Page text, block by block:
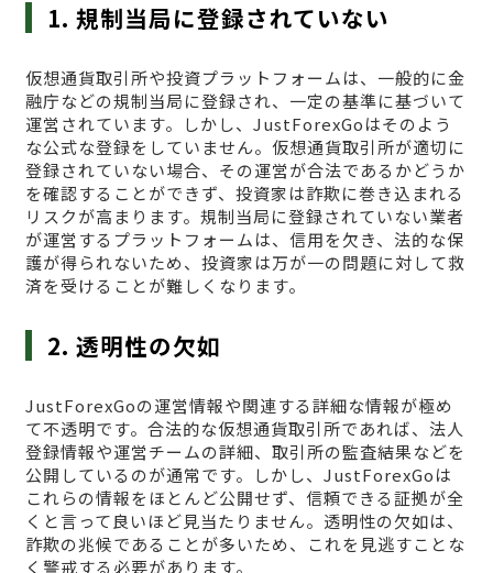
1. 規制当局に登録されていない
仮想通貨取引所や投資プラットフォームは、一般的に金
融庁などの規制当局に登録され、一定の基準に基づいて
運営されています。しかし、JustForexGoはそのよう
な公式な登録をしていません。仮想通貨取引所が適切に
登録されていない場合、その運営が合法であるかどうか
を確認することができず、投資家は詐欺に巻き込まれる
リスクが高まります。規制当局に登録されていない業者
が運営するプラットフォームは、信用を欠き、法的な保
護が得られないため、投資家は万が一の問題に対して救
済を受けることが難しくなります。
2. 透明性の欠如
JustForexGoの運営情報や関連する詳細な情報が極め
て不透明です。合法的な仮想通貨取引所であれば、法人
登録情報や運営チームの詳細、取引所の監査結果などを
公開しているのが通常です。しかし、JustForexGoは
これらの情報をほとんど公開せず、信頼できる証拠が全
くと言って良いほど見当たりません。透明性の欠如は、
詐欺の兆候であることが多いため、これを見逃すことな
く警戒する必要があります。